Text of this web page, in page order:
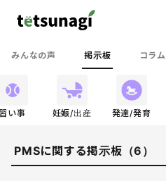
みんなの声 掲示板 コラム
い事 妊娠/出産 発達/発育
PMSに関する掲示板（6）